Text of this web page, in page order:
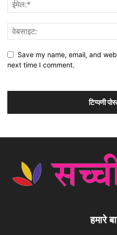
Save my name, email, and
next time I comment.
हमारे